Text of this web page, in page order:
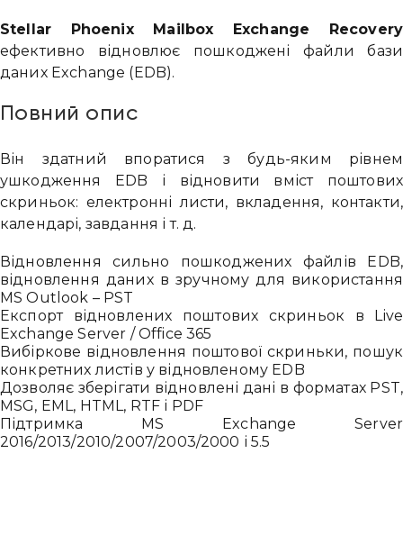
Stellar Phoenix Mailbox Exchange Recovery
ефективно відновлює пошкоджені файли бази
даних Exchange (EDB).
Повний опис
Він здатний впоратися з будь-яким рівнем
ушкодження EDB і відновити вміст поштових
скриньок: електронні листи, вкладення, контакти,
календарі, завдання і т. д.
Відновлення сильно пошкоджених файлів EDB,
відновлення даних в зручному для використання
MS Outlook – PST
Експорт відновлених поштових скриньок в Live
Exchange Server / Office 365
Вибіркове відновлення поштової скриньки, пошук
конкретних листів у відновленому EDB
Дозволяє зберігати відновлені дані в форматах PST,
MSG, EML, HTML, RTF і PDF
Підтримка MS Exchange Server
2016/2013/2010/2007/2003/2000 і 5.5